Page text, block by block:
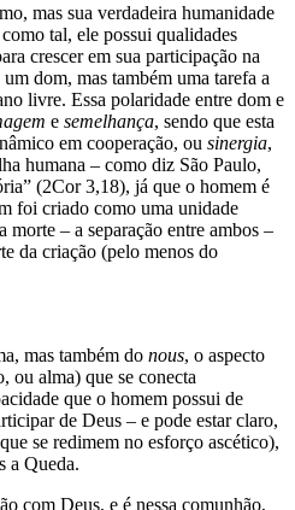
mas sua verdadeira humanidade
tal, ele possui qualidades
crescer em sua participação na
dom, mas também uma tarefa a
livre. Essa polaridade entre dom e
e semelhança, sendo que esta
em cooperação, ou sinergia,
humana – como diz São Paulo,
(2Cor 3,18), já que o homem é
foi criado como uma unidade
– a separação entre ambos –
da criação (pelo menos do
mas também do nous, o aspecto
ou alma) que se conecta
que o homem possui de
de Deus – e pode estar claro,
se redimem no esforço ascético),
a Queda.
com Deus, e é nessa comunhão,